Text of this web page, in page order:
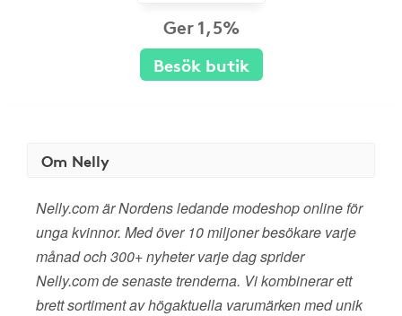
Ger 1,5%
Besök butik
Om Nelly
Nelly.com är Nordens ledande modeshop online för
unga kvinnor. Med över 10 miljoner besökare varje
månad och 300+ nyheter varje dag sprider
Nelly.com de senaste trenderna. Vi kombinerar ett
brett sortiment av högaktuella varumärken med unik